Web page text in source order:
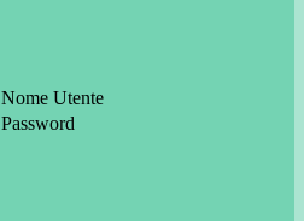
Nome Utente
Password